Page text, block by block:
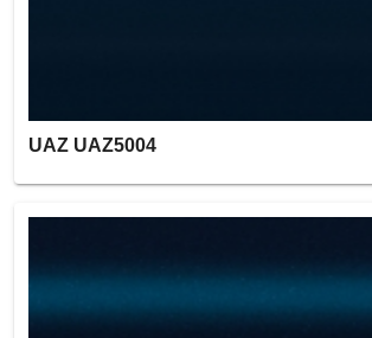
UAZ UAZ5004